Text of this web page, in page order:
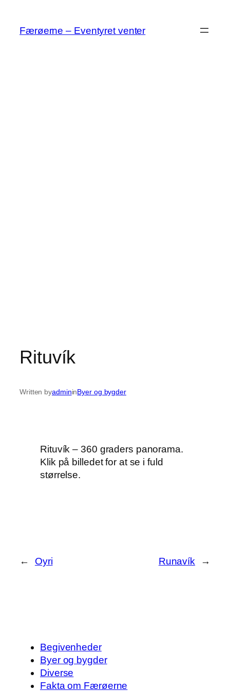
indhold
Færøerne – Eventyret venter
Rituvík
Written byadmininByer og bygder
Rituvík – 360 graders panorama.
Klik på billedet for at se i fuld
størrelse.
← Oyri Runavík →
Begivenheder
Byer og bygder
Diverse
Fakta om Færøerne